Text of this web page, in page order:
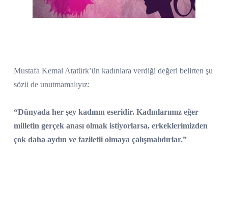
Mustafa Kemal Atatürk’ün kadınlara verdiği değeri belirten şu
sözü de unutmamalıyız:
“Dünyada her şey kadının eseridir. Kadınlarımız eğer
milletin gerçek anası olmak istiyorlarsa, erkeklerimizden
çok daha aydın ve faziletli olmaya çalışmalıdırlar.”